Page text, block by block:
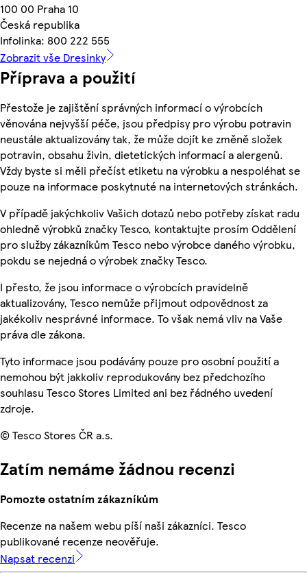
100 00 Praha 10
Česká republika
Infolinka: 800 222 555
Zobrazit vše Dresinky
Příprava a použití
Přestože je zajištění správných informací o výrobcích
věnována nejvyšší péče, jsou předpisy pro výrobu potravin
neustále aktualizovány tak, že může dojít ke změně složek
potravin, obsahu živin, dietetických informací a alergenů.
Vždy byste si měli přečíst etiketu na výrobku a nespoléhat se
pouze na informace poskytnuté na internetových stránkách.
V případě jakýchkoliv Vašich dotazů nebo potřeby získat radu
ohledně výrobků značky Tesco, kontaktujte prosím Oddělení
pro služby zákazníkům Tesco nebo výrobce daného výrobku,
pokdu se nejedná o výrobek značky Tesco.
I přesto, že jsou informace o výrobcích pravidelně
aktualizovány, Tesco nemůže přijmout odpovědnost za
jakékoliv nesprávné informace. To však nemá vliv na Vaše
práva dle zákona.
Tyto informace jsou podávány pouze pro osobní použití a
nemohou být jakkoliv reprodukovány bez předchozího
souhlasu Tesco Stores Limited ani bez řádného uvedení
zdroje.
© Tesco Stores ČR a.s.
Zatím nemáme žádnou recenzi
Pomozte ostatním zákazníkům
Recenze na našem webu píší naši zákazníci. Tesco
publikované recenze neověřuje.
Napsat recenzi